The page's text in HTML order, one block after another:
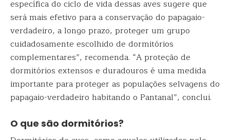
específica do ciclo de vida dessas aves sugere que
será mais efetivo para a conservação do papagaio-
verdadeiro, a longo prazo, proteger um grupo
cuidadosamente escolhido de dormitórios
complementares”, recomenda. “A proteção de
dormitórios extensos e duradouros é uma medida
importante para proteger as populações selvagens do
papagaio-verdadeiro habitando o Pantanal”, conclui.
O que são dormitórios?